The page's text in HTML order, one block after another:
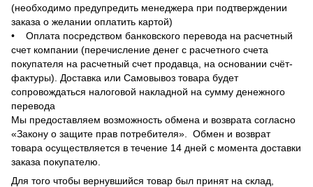
(необходимо предупредить менеджера при подтверждении
заказа о желании оплатить картой)
• Оплата посредством банковского перевода на расчетный
счет компании (перечисление денег с расчетного счета
покупателя на расчетный счет продавца, на основании счёт-
фактуры). Доставка или Самовывоз товара будет
сопровождаться налоговой накладной на сумму денежного
перевода
Мы предоставляем возможность обмена и возврата согласно
«Закону о защите прав потребителя». Обмен и возврат
товара осуществляется в течение 14 дней с момента доставки
заказа покупателю.
Для того чтобы вернувшийся товар был принят на склад,